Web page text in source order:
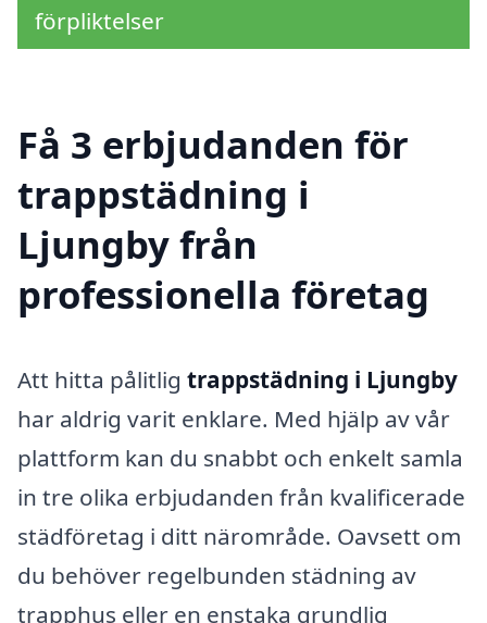
förpliktelser
Få 3 erbjudanden för
trappstädning i
Ljungby från
professionella företag
Att hitta pålitlig trappstädning i Ljungby
har aldrig varit enklare. Med hjälp av vår
plattform kan du snabbt och enkelt samla
in tre olika erbjudanden från kvalificerade
städföretag i ditt närområde. Oavsett om
du behöver regelbunden städning av
trapphus eller en enstaka grundlig